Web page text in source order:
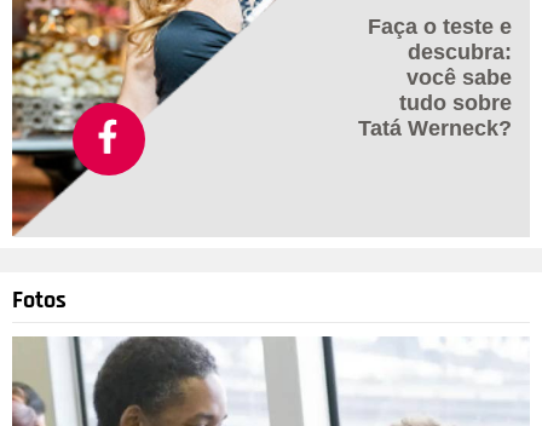
Faça o teste e
descubra:
você sabe
tudo sobre
Tatá Werneck?
Fotos